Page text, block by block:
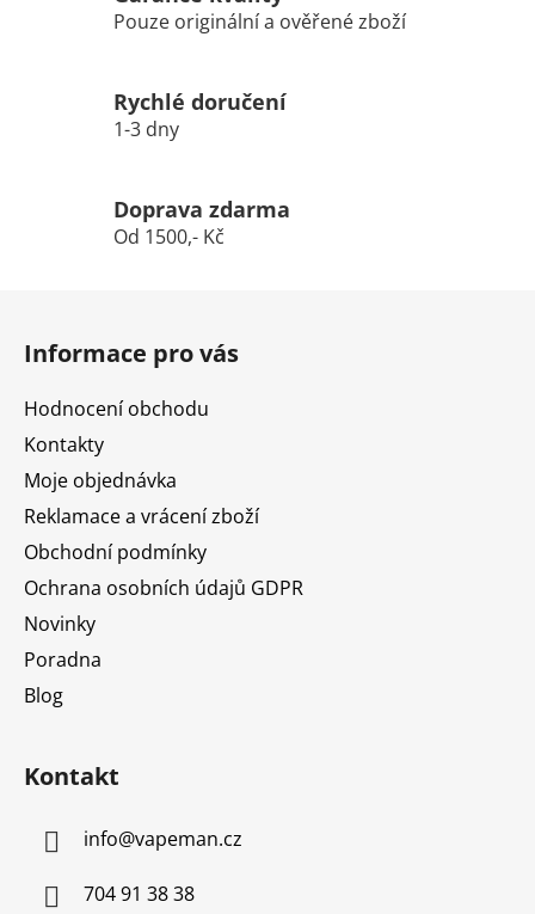
Pouze originální a ověřené zboží
Rychlé doručení
1-3 dny
Doprava zdarma
Od 1500,- Kč
Informace pro vás
Hodnocení obchodu
Kontakty
Moje objednávka
Reklamace a vrácení zboží
Obchodní podmínky
Ochrana osobních údajů GDPR
Novinky
Poradna
Blog
Kontakt
info@vapeman.cz
704 91 38 38